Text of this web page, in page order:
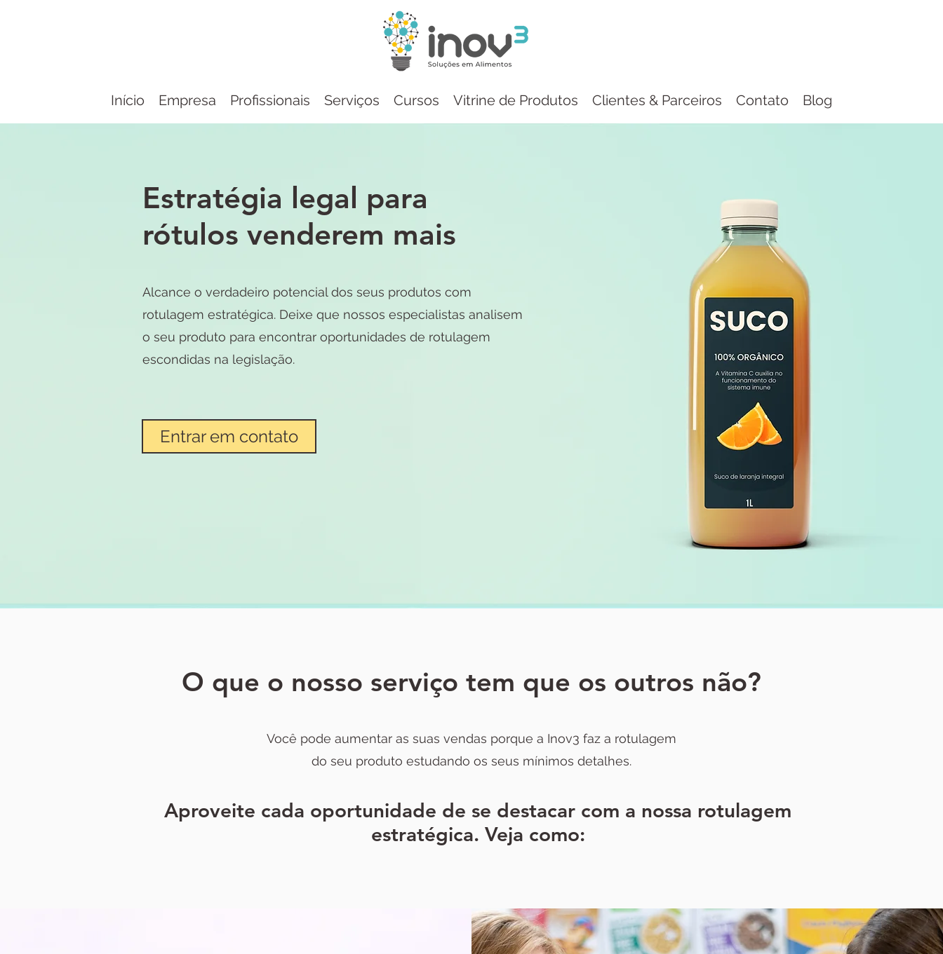
Início Empresa Profissionais Serviços Cursos Vitrine de Produtos Clientes & Parceiros Contato Blog
Estratégia legal para
rótulos venderem mais
Alcance o verdadeiro potencial dos seus produtos com
rotulagem estratégica. Deixe que nossos especialistas analisem
o seu produto para encontrar oportunidades de rotulagem
escondidas na legislação.
Entrar em contato
O que o nosso serviço tem que os outros não?
Você pode aumentar as suas vendas porque a Inov3 faz a rotulagem
do seu produto estudando os seus mínimos detalhes.
Aproveite cada oportunidade de se destacar com a nossa rotulagem
estratégica. Veja como: